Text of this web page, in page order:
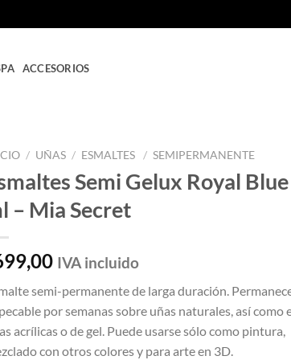
ACCESORIOS
/ UÑAS / ESMALTES / SEMIPERMANENTE
Semi Gelux Royal
– Mia Secret
IVA incluido
semi-permanente de larga duración.
por semanas sobre uñas naturales, así como
acrílicas o de gel. Puede usarse sólo como pintura,
con otros colores y para arte en 3D.